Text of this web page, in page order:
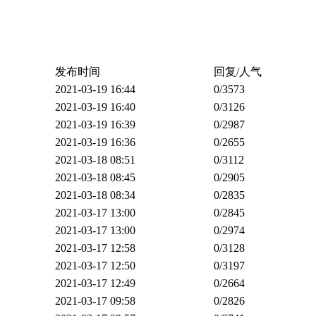
发布时间
回复/人气
2021-03-19 16:44 0/3573
2021-03-19 16:40 0/3126
2021-03-19 16:39 0/2987
2021-03-19 16:36 0/2655
2021-03-18 08:51 0/3112
2021-03-18 08:45 0/2905
2021-03-18 08:34 0/2835
2021-03-17 13:00 0/2845
2021-03-17 13:00 0/2974
2021-03-17 12:58 0/3128
2021-03-17 12:50 0/3197
2021-03-17 12:49 0/2664
2021-03-17 09:58 0/2826